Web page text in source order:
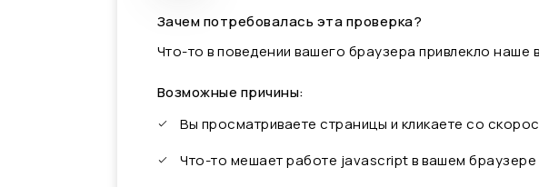
Зачем потребовалась эта проверка?
Что-то в поведении вашего браузера привлекло наше
Возможные причины:
Вы просматриваете страницы и кликаете со
Что-то мешает работе javascript в вашем браузере